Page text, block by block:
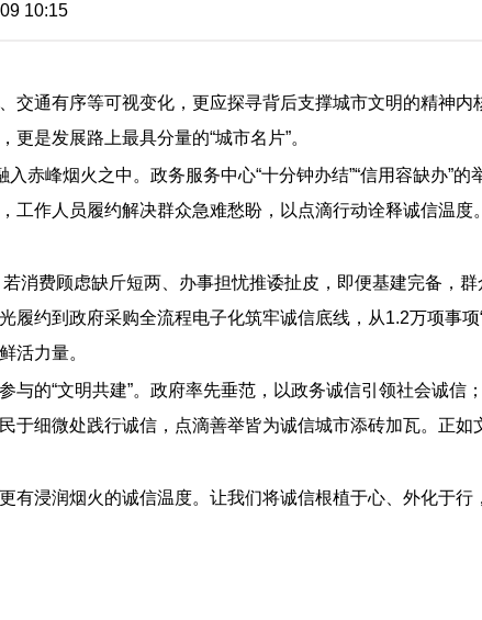
10:15
交通有序等可视变化，更应探寻背后支撑城市文明的精神
是发展路上最具分量的“城市名片”。
赤峰烟火之中。政务服务中心“十分钟办结”“信用容缺办”
工作人员履约解决群众急难愁盼，以点滴行动诠释诚信温
若消费顾虑缺斤短两、办事担忧推诿扯皮，即便基建完备，
约到政府采购全流程电子化筑牢诚信底线，从1.2万项事
活力量。
与的“文明共建”。政府率先垂范，以政务诚信引领社会诚
于细微处践行诚信，点滴善举皆为诚信城市添砖加瓦。正
有浸润烟火的诚信温度。让我们将诚信根植于心、外化于